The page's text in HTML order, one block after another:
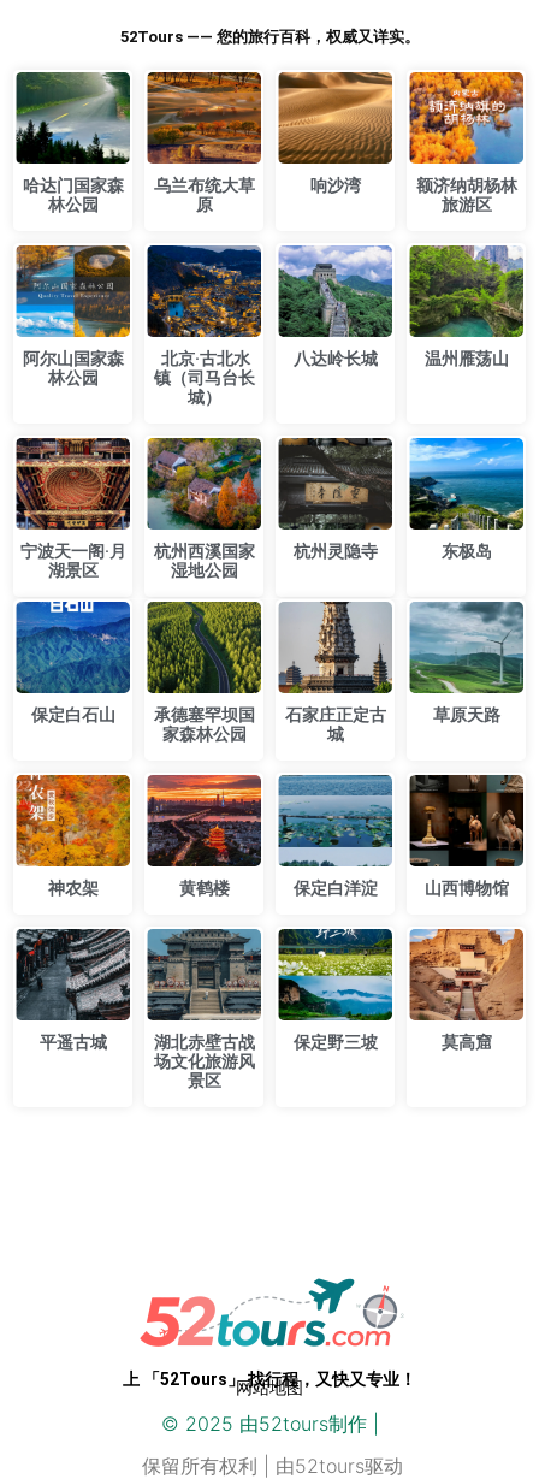
52Tours —— 您的旅行百科，权威又详实。
​哈达门国家森
林公园
乌兰布统大草
原
响沙湾
额济纳胡杨林
旅游区
​阿尔山国家森
林公园
​北京·古北水
镇（司马台长
城）
​八达岭长城 温州雁荡山
宁波天一阁·月
湖景区
杭州西溪国家
湿地公园
​杭州灵隐寺 东极岛
保定白石山
承德塞罕坝国
家森林公园
石家庄正定古
城
草原天路
神农架 黄鹤楼 保定白洋淀 山西博物馆
平遥古城
湖北赤壁古战
场文化旅游风
景区
保定野三坡 莫高窟
上 「52Tours」 找行程，又快又专业！
网站地图
© 2025 由52tours制作 |
保留所有权利 | 由52tours驱动